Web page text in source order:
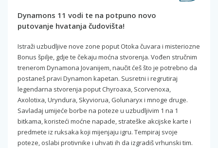
Dynamons 11 vodi te na potpuno novo
putovanje hvatanja čudovišta!
Istraži uzbudljive nove zone poput Otoka čuvara i misteriozne
Bonus špilje, gdje te čekaju moćna stvorenja. Vođen stručnim
trenerom Dynamona Jovanijem, naučit ćeš što je potrebno da
postaneš pravi Dynamon kapetan. Susretni i regrutiraj
legendarna stvorenja poput Chyroaxa, Scorvenoxa,
Axolotixa, Uryndura, Skyviorua, Golunaryx i mnoge druge.
Savladaj umijeće borbe na poteze u uzbudljivim 1 na 1
bitkama, koristeći moćne napade, strateške akcijske karte i
predmete iz ruksaka koji mijenjaju igru. Tempiraj svoje
poteze, oslabi protivnike i uhvati ih da izgradiš vrhunski tim.